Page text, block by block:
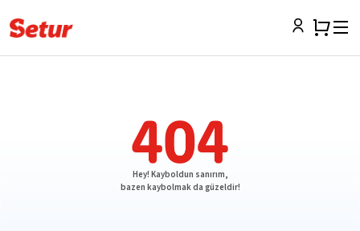
Hey! Kayboldun sanırım,
bazen kaybolmak da güzeldir!